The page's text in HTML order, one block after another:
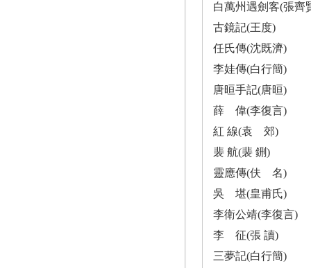
白萬州遇劍客(張齊
古鏡記(王度)
任氏傳(沈既濟)
李娃傳(白行簡)
唐晅手記(唐晅)
薛 偉(李復言)
紅 線(袁 郊)
裴 航(裴 鉶)
靈應傳(伕 名)
吳 堪(皇甫氏)
李衛公靖(李復言)
李 征(張 讀)
三夢記(白行簡)